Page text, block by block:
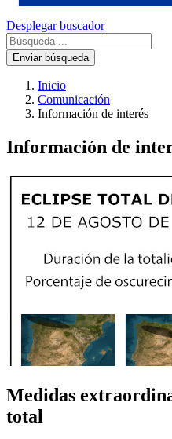
Desplegar buscador
Enviar búsqueda
Inicio
Comunicación
Información de interés
Información de
Medidas
total